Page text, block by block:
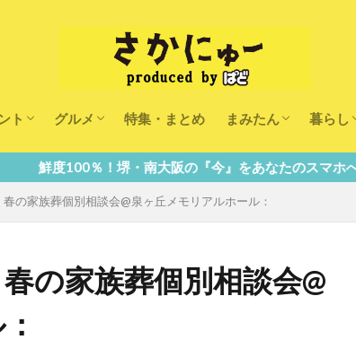
ト グルメ
ランチ
カフェ
特集・まとめ まみたん
まみたんイベント・
習い事・キャンペ
幼稚園・こども園
暮らし
医療
美容
大人
キッズ
子供
子供
おし
堺・南大阪の『今』をあなたのスマホへ直送！
の家族葬個別相談会@泉ヶ丘メモリアルホール：
の家族葬個別相談会@